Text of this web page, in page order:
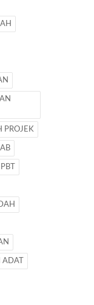
PROJEK
PBT
ADAT